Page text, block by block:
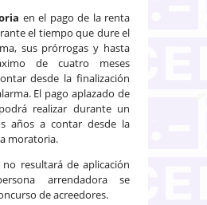
en el pago de la renta
el tiempo que dure el
sus prórrogas y hasta
de cuatro meses
desde la finalización
El pago aplazado de
realizar durante un
años a contar desde la
moratoria.
no resultará de aplicación
arrendadora se
de acreedores.